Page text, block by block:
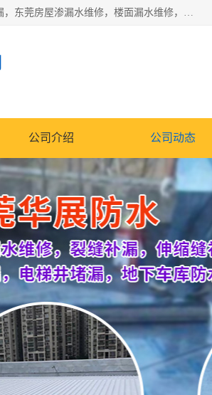
东莞市华展防水补漏装饰工程有限公司主要服务有：东莞防水补漏，东莞厂房防水补漏，东莞房屋渗漏水维修，楼面漏水维修，裂缝补漏，伸缩缝补漏，卫生间防水改造，厕所漏水补漏，外墙窗台补漏，电梯井堵漏，地下车库防水引水工程等
公司介绍 公司动态